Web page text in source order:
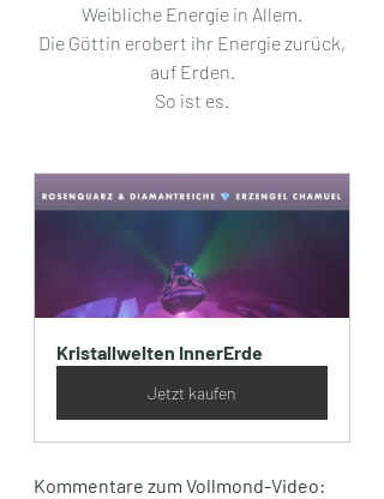
Weibliche Energie in Allem.
Die Göttin erobert ihr Energie zurück,
auf Erden.
So ist es.
Kristallwelten InnerErde
Jetzt kaufen
Kommentare zum Vollmond-Video: